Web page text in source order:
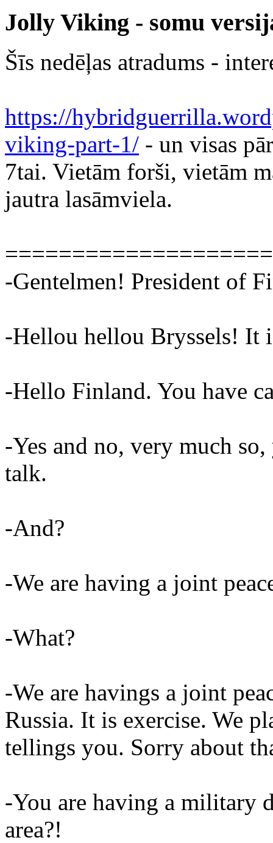
Jolly Viking - somu
Šīs nedēļas atradums -
https://
viking-part-1/ - un visas
7tai. Vietām forši, vietām
jautra lasāmviela.
-Gentelmen! President of
-Hellou hellou Bryssels! It
-Hello Finland. You have
-Yes and no, very much
talk.
-And?
-We are having a joint
-What?
-We are havings a joint
Russia. It is exercise. We
tellings you. Sorry about
-You are having a military
area?!